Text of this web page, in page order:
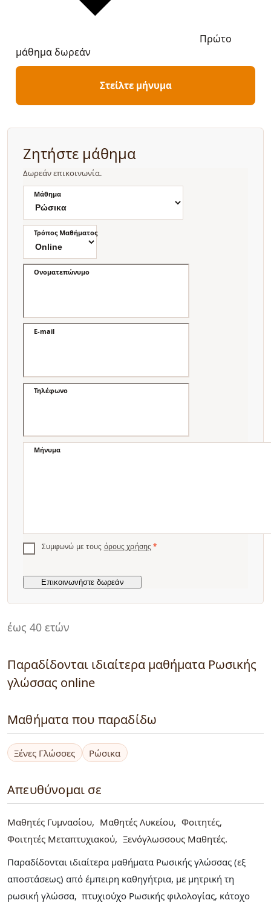
έως 40 ετών
Παραδίδονται ιδιαίτερα μαθήματα Ρωσικής
γλώσσας online
Μαθήματα που παραδίδω
Ξένες Γλώσσες Ρώσικα
Απευθύνομαι σε
Μαθητές Γυμνασίου Μαθητές Λυκείου
Φοιτητές
Φοιτητές Μεταπτυχιακού
Ξενόγλωσσους Μαθητές
Παραδίδονται ιδιαίτερα μαθήματα Ρωσικής γλώσσας (εξ
αποστάσεως) από έμπειρη καθηγήτρια, με μητρική τη
ρωσική γλώσσα, πτυχιούχο Ρωσικής φιλολογίας, κάτοχο
Πρώτο
μάθημα δωρεάν
Στείλτε μήνυμα
Ζητήστε μάθημα
Δωρεάν επικοινωνία.
Μάθημα
Τρόπος Μαθήματος
Ονοματεπώνυμο
E-mail
Τηλέφωνο
Μήνυμα
Συμφωνώ με τους όρους χρήσης *